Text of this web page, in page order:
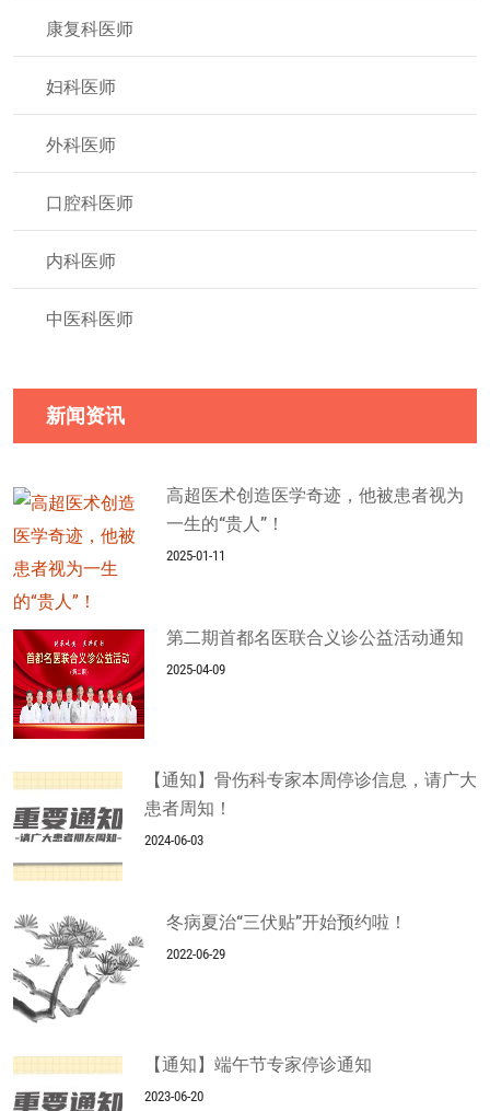
康复科医师
妇科医师
外科医师
口腔科医师
内科医师
中医科医师
新闻资讯
高超医术创造医学奇迹，他被患者视为
一生的“贵人”！
2025-01-11
第二期首都名医联合义诊公益活动通知
2025-04-09
【通知】骨伤科专家本周停诊信息，请广大
患者周知！
2024-06-03
冬病夏治“三伏贴”开始预约啦！
2022-06-29
【通知】端午节专家停诊通知
2023-06-20